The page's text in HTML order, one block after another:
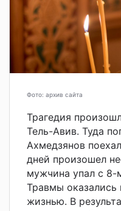
Фото: архив сайта
Трагедия
Тель-Авив. Туда
Ахмедзянов
дней произошел
мужчина упал с
Травмы
жизнью. В